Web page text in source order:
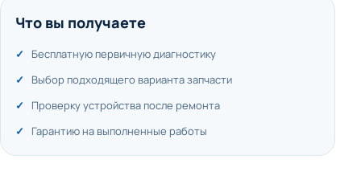
Что вы получаете
Бесплатную первичную диагностику
Выбор подходящего варианта запчасти
Проверку устройства после ремонта
Гарантию на выполненные работы